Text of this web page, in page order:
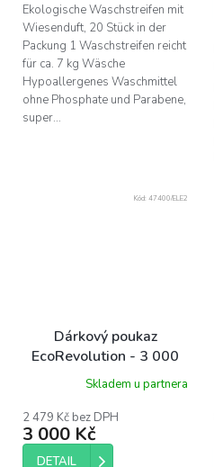
Ekologische Waschstreifen mit
Wiesenduft, 20 Stück in der
Packung 1 Waschstreifen reicht
für ca. 7 kg Wäsche
Hypoallergenes Waschmittel
ohne Phosphate und Parabene,
super...
Dárkový poukaz
EcoRevolution - 3 000
Kč
Skladem u partnera
2 479 Kč bez DPH
3 000 Kč
DETAIL
Kód: 47400/ELE2